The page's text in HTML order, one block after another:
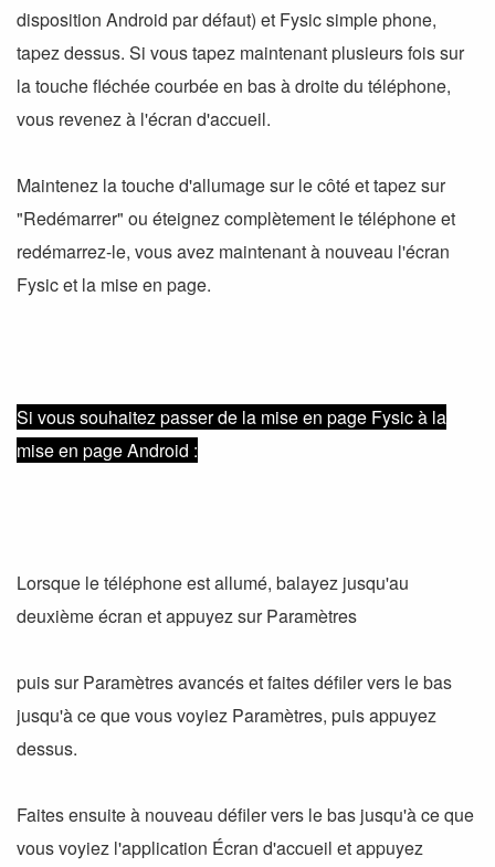
disposition Android par défaut) et Fysic simple phone,
tapez dessus. Si vous tapez maintenant plusieurs fois sur
la touche fléchée courbée en bas à droite du téléphone,
vous revenez à l'écran d'accueil.
Maintenez la touche d'allumage sur le côté et tapez sur
"Redémarrer" ou éteignez complètement le téléphone et
redémarrez-le, vous avez maintenant à nouveau l'écran
Fysic et la mise en page.
Si vous souhaitez passer de la mise en page Fysic à la
mise en page Android :
Lorsque le téléphone est allumé, balayez jusqu'au
deuxième écran et appuyez sur Paramètres
puis sur Paramètres avancés et faites défiler vers le bas
jusqu'à ce que vous voyiez Paramètres, puis appuyez
dessus.
Faites ensuite à nouveau défiler vers le bas jusqu'à ce que
vous voyiez l'application Écran d'accueil et appuyez